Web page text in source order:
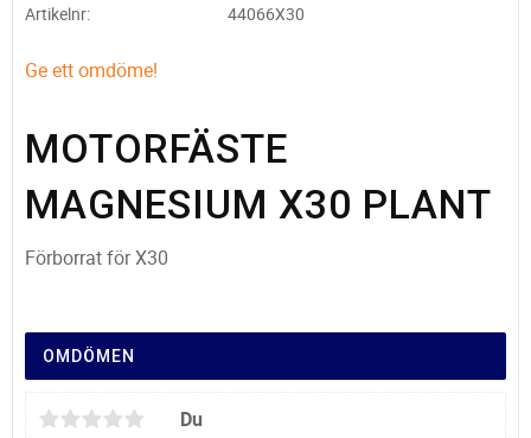
Artikelnr
44066X30
Ge ett omdöme!
MOTORFÄSTE
MAGNESIUM X30 PLANT
Förborrat för X30
OMDÖMEN
Du